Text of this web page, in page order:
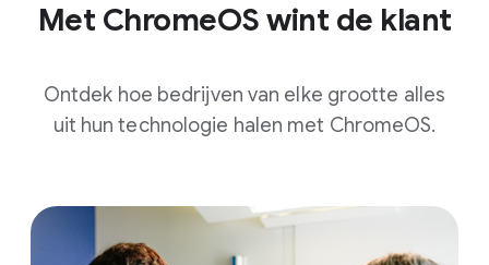
Met ChromeOS wint de klant
Ontdek hoe bedrijven van elke grootte alles
uit hun technologie halen met ChromeOS.